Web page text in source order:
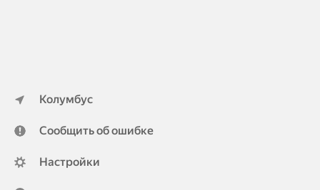
Колумбус
Сообщить об ошибке
Настройки